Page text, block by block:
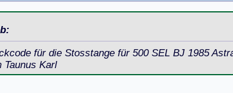
für die Stosstange für 500 SEL BJ 1985
Taunus Karl